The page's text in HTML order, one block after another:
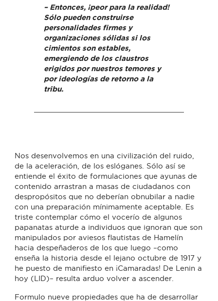
– Entonces, ¡peor para la realidad!
Sólo pueden construirse
personalidades firmes y
organizaciones sólidas si los
cimientos son estables,
emergiendo de los claustros
erigidos por nuestros temores y
por ideologías de retorno a la
tribu.
Nos desenvolvemos en una civilización del ruido,
de la aceleración, de los eslóganes. Sólo así se
entiende el éxito de formulaciones que ayunas de
contenido arrastran a masas de ciudadanos con
despropósitos que no deberían obnubilar a nadie
con una preparación mínimamente aceptable. Es
triste contemplar cómo el vocerío de algunos
papanatas aturde a individuos que ignoran que son
manipulados por aviesos flautistas de Hamelín
hacia despeñaderos de los que luego –como
enseña la historia desde el lejano octubre de 1917 y
he puesto de manifiesto en ¡Camaradas! De Lenin a
hoy (LID)– resulta arduo volver a ascender.
Formulo nueve propiedades que ha de desarrollar